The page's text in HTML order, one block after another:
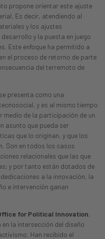
propone orientar este ajuste
Es decir, atendiendo al
y los ajustes
y la puesta en juego
Este enfoque ha permitido a
el proceso de retorno de parte
del terremoto de
presenta como una
y es al mismo tiempo
medio de la participación de un
asunto que pueda ser
que lo originan, y que los
Son en todos los casos
relacionales que las que
y por tanto están dotados de
a la innovación, la
e intervención ganan
for Political Innovation,
la intersección del diseño
Han recibido el